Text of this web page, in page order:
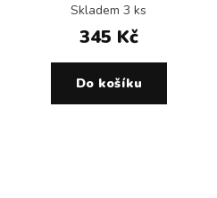
Skladem 3 ks
345 Kč
Do košíku